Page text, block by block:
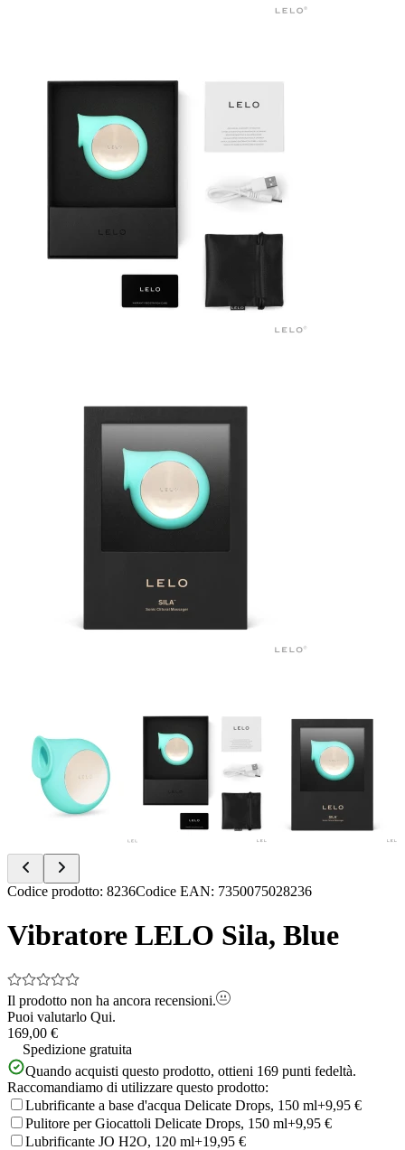
Item
of
3
Codice prodotto: 8236Codice EAN: 7350075028236
Vibratore LELO Sila, Blue
Il prodotto non ha ancora recensioni.
Puoi valutarlo Qui.
169,00 €
Spedizione gratuita
Quando acquisti questo prodotto, ottieni 169 punti fedeltà.
Raccomandiamo di utilizzare questo prodotto:
Lubrificante a base d'acqua Delicate Drops, 150 ml+9,95 €
Pulitore per Giocattoli Delicate Drops, 150 ml+9,95 €
Lubrificante JO H2O, 120 ml+19,95 €